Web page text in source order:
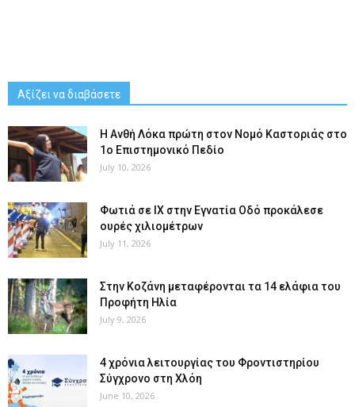
Αξίζει να διαβάσετε
Η Ανθή Λόκα πρώτη στον Νομό Καστοριάς στο
1ο Επιστημονικό Πεδίο
July 10, 2026
Φωτιά σε ΙΧ στην Εγνατία Οδό προκάλεσε
ουρές χιλιομέτρων
July 11, 2026
Στην Κοζάνη μεταφέρονται τα 14 ελάφια του
Προφήτη Ηλία
July 9, 2026
4 χρόνια λειτουργίας του Φροντιστηρίου
Σύγχρονο στη Χλόη
June 10, 2026